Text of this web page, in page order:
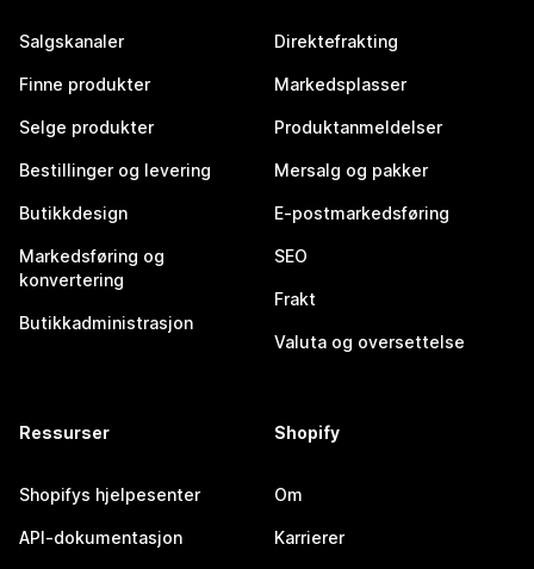
Salgskanaler
Finne produkter
Selge produkter
Bestillinger og levering
Butikkdesign
Markedsføring og
konvertering
Butikkadministrasjon
Direktefrakting
Markedsplasser
Produktanmeldelser
Mersalg og pakker
E-postmarkedsføring
SEO
Frakt
Valuta og oversettelse
Ressurser
Shopifys hjelpesenter
API-dokumentasjon
Shopify
Om
Karrierer